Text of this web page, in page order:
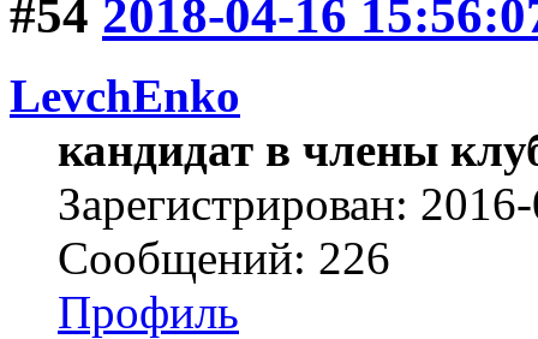
#54 2018-04-16
LevchEnko
кандидат в члены
Зарегистрирован:
Сообщений: 226
Профиль